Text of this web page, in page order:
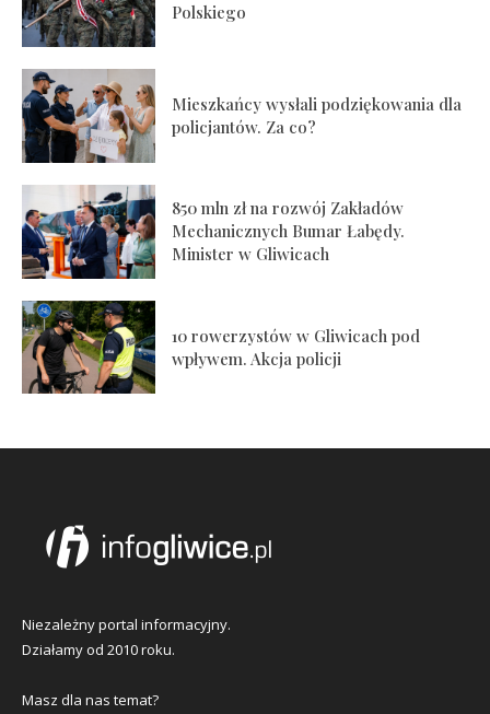
Polskiego
Mieszkańcy wysłali podziękowania dla
policjantów. Za co?
850 mln zł na rozwój Zakładów
Mechanicznych Bumar Łabędy.
Minister w Gliwicach
10 rowerzystów w Gliwicach pod
wpływem. Akcja policji
Niezależny portal informacyjny.
Działamy od 2010 roku.
Masz dla nas temat?